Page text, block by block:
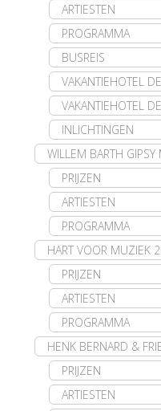
ARTIESTEN
PROGRAMMA
BUSREIS
VAKANTIEHOTEL
VAKANTIEHOTEL
INLICHTINGEN
WILLEM BARTH
PRIJZEN
ARTIESTEN
PROGRAMMA
HART VOOR MUZIEK
PRIJZEN
ARTIESTEN
PROGRAMMA
HENK BERNARD &
PRIJZEN
ARTIESTEN